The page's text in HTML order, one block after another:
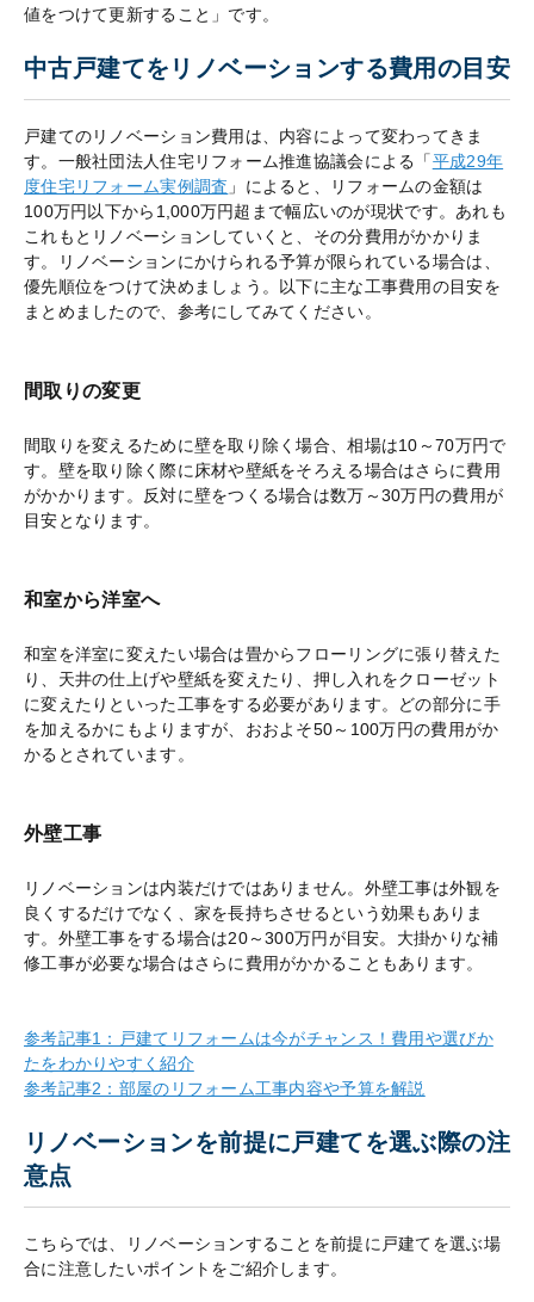
値をつけて更新すること」です。
中古戸建てをリノベーションする費用の目安
戸建てのリノベーション費用は、内容によって変わってきま
す。一般社団法人住宅リフォーム推進協議会による「平成29年
度住宅リフォーム実例調査 」によると、リフォームの金額は
100万円以下から1,000万円超まで幅広いのが現状です。あれも
これもとリノベーションしていくと、その分費用がかかりま
す。リノベーションにかけられる予算が限られている場合は、
優先順位をつけて決めましょう。以下に主な工事費用の目安を
まとめましたので、参考にしてみてください。
間取りの変更
間取りを変えるために壁を取り除く場合、相場は10～70万円で
す。壁を取り除く際に床材や壁紙をそろえる場合はさらに費用
がかかります。反対に壁をつくる場合は数万～30万円の費用が
目安となります。
和室から洋室へ
和室を洋室に変えたい場合は畳からフローリングに張り替えた
り、天井の仕上げや壁紙を変えたり、押し入れをクローゼット
に変えたりといった工事をする必要があります。どの部分に手
を加えるかにもよりますが、おおよそ50～100万円の費用がか
かるとされています。
外壁工事
リノベーションは内装だけではありません。外壁工事は外観を
良くするだけでなく、家を長持ちさせるという効果もありま
す。外壁工事をする場合は20～300万円が目安。大掛かりな補
修工事が必要な場合はさらに費用がかかることもあります。
参考記事1：戸建てリフォームは今がチャンス！費用や選びか
たをわかりやすく紹介
参考記事2：部屋のリフォーム工事内容や予算を解説
リノベーションを前提に戸建てを選ぶ際の注
意点
こちらでは、リノベーションすることを前提に戸建てを選ぶ場
合に注意したいポイントをご紹介します。